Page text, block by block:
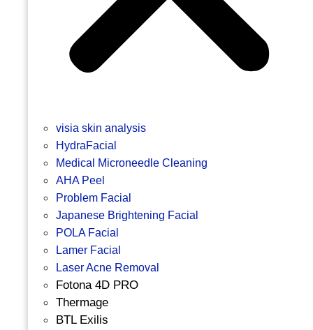
visia skin analysis
HydraFacial
Medical Microneedle Cleaning
AHA Peel
Problem Facial
Japanese Brightening Facial
POLA Facial
Lamer Facial
Laser Acne Removal
Fotona 4D PRO
Thermage
BTL Exilis